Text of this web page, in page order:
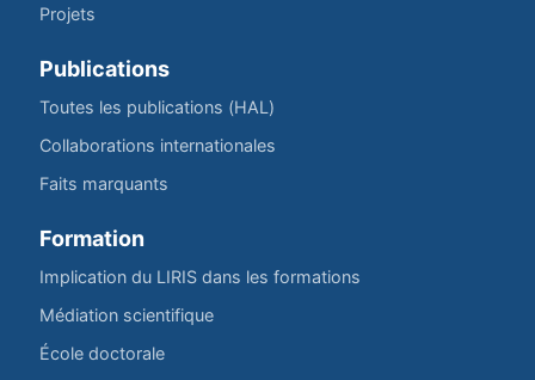
Projets
Publications
Toutes les publications (HAL)
Collaborations internationales
Faits marquants
Formation
Implication du LIRIS dans les formations
Médiation scientifique
École doctorale